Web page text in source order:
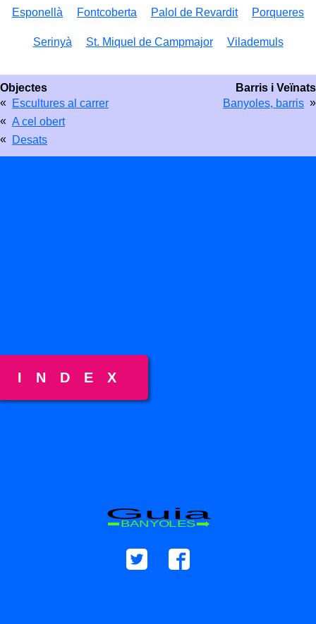
Esponellà Fontcoberta Palol de Revardit Porqueres
Serinyà St. Miquel de Campmajor Vilademuls
Barris i Veïnats
Banyoles, barris »
Objectes
« Escultures al carrer
« A cel obert
« Desats
Guia
BANYOLES
INDEX